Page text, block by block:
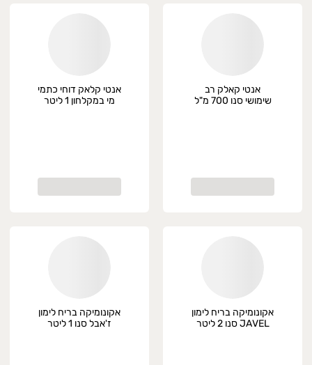
אנטי קאלק רב
שימושי סנו 700 מ"ל
אנטי קלאק דוחי כתמי
מי במקלחון 1 ליטר
אקונומיקה בריח לימון
JAVEL סנו 2 ליטר
אקונומיקה בריח לימון
ז'אבל סנו 1 ליטר